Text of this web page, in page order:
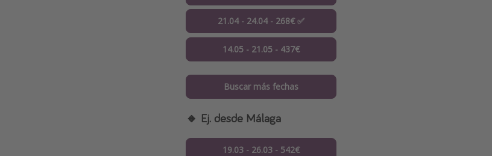
21.04 - 24.04 - 268€ ✅
14.05 - 21.05 - 437€
Buscar más fechas
🔸 Ej. desde Málaga
19.03 - 26.03 - 542€